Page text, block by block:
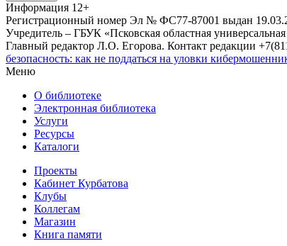
Информация 12+
Регистрационный номер Эл № ФС77-87001 выдан
Учредитель – ГБУК «Псковская областная
Главный редактор Л.О. Егорова. Контакт редакции
безопасность: как не поддаться на уловки
Меню
О библиотеке
Электронная библиотека
Услуги
Ресурсы
Каталоги
Проекты
Кабинет Курбатова
Клубы
Коллегам
Магазин
Книга памяти